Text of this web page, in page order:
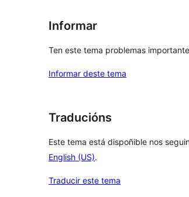
Informar
Ten este tema problemas
Informar deste tema
Traducións
Este tema está dispoñible nos
English (US).
Traducir este tema